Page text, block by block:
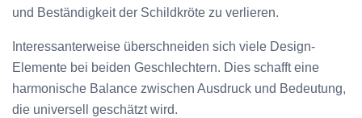
und Beständigkeit der Schildkröte zu verlieren.
Interessanterweise überschneiden sich viele Design-
Elemente bei beiden Geschlechtern. Dies schafft eine
harmonische Balance zwischen Ausdruck und Bedeutung,
die universell geschätzt wird.